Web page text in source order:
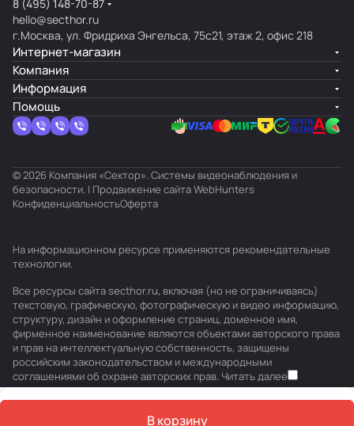
В корзину
8 (495) 148-70-87
hello@secthor.ru
г.Москва, ул. Фридриха Энгельса, 75с21, этаж 2, офис 218
Интернет-магазин
Компания
Информация
Помощь
© 2026 Компания «Сектор». Системы видеонаблюдения и
безопасности. | Продвижение сайтаWebHunters
КонфиденциальностьОферта
На информационном ресурсе применяются рекомендательные
технологии.
Все ресурсы сайта secthor.ru, включая (но не ограничиваясь)
текстовую, графическую, фотографическую и видео информацию,
структуру, дизайн и оформление страниц, доменное имя,
фирменное наименование являются объектами авторского права
и прав на интеллектуальную собственность, защищены
российским законодательством и международными
соглашениями об охране авторских прав. Читать далее